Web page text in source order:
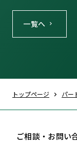
一覧へ
トップページ パー
ご相談・お問い